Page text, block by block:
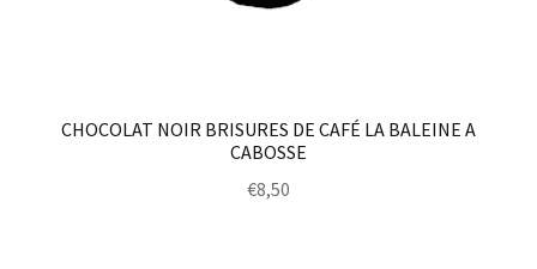
CHOCOLAT NOIR BRISURES DE CAFÉ LA BALEINE A
CABOSSE
€8,50